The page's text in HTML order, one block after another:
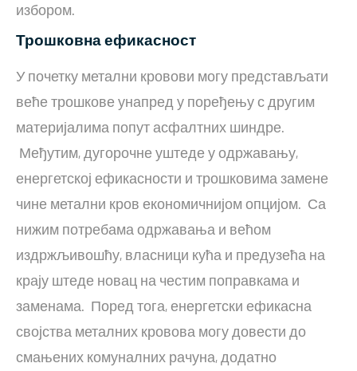
избором.
Трошковна ефикасност
У почетку метални кровови могу представљати
веће трошкове унапред у поређењу с другим
материјалима попут асфалтних шиндре.
Међутим, дугорочне уштеде у одржавању,
енергетској ефикасности и трошковима замене
чине метални кров економичнијом опцијом. Са
нижим потребама одржавања и већом
издржљивошћу, власници кућа и предузећа на
крају штеде новац на честим поправкама и
заменама. Поред тога, енергетски ефикасна
својства металних кровова могу довести до
смањених комуналних рачуна, додатно